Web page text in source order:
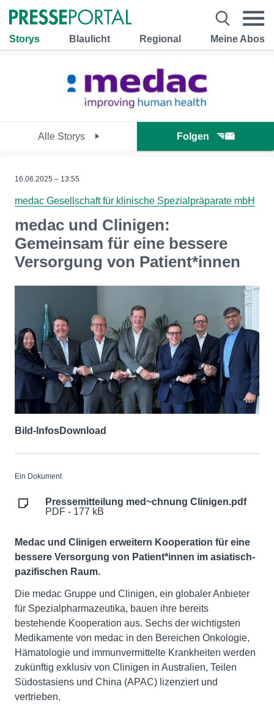
Storys Blaulicht Regional Meine Abos
Alle Storys Folgen
16.06.2025 – 13:55
medac Gesellschaft für klinische Spezialpräparate mbH
medac und Clinigen:
Gemeinsam für eine bessere
Versorgung von Patient*innen
Bild-InfosDownload
Ein Dokument
Pressemitteilung med~chnung Clinigen.pdf
PDF - 177 kB
Medac und Clinigen erweitern Kooperation für eine
bessere Versorgung von Patient*innen im asiatisch-
pazifischen Raum.
Die medac Gruppe und Clinigen, ein globaler Anbieter
für Spezialpharmazeutika, bauen ihre bereits
bestehende Kooperation aus. Sechs der wichtigsten
Medikamente von medac in den Bereichen Onkologie,
Hämatologie und immunvermittelte Krankheiten werden
zukünftig exklusiv von Clinigen in Australien, Teilen
Südostasiens und China (APAC) lizenziert und
vertrieben.